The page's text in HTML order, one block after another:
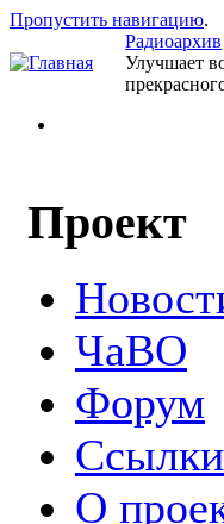
Пропустить навигацию.
Радиоархив
Улучшает
Проект
ЧаВО
Форум
Ссылки
О